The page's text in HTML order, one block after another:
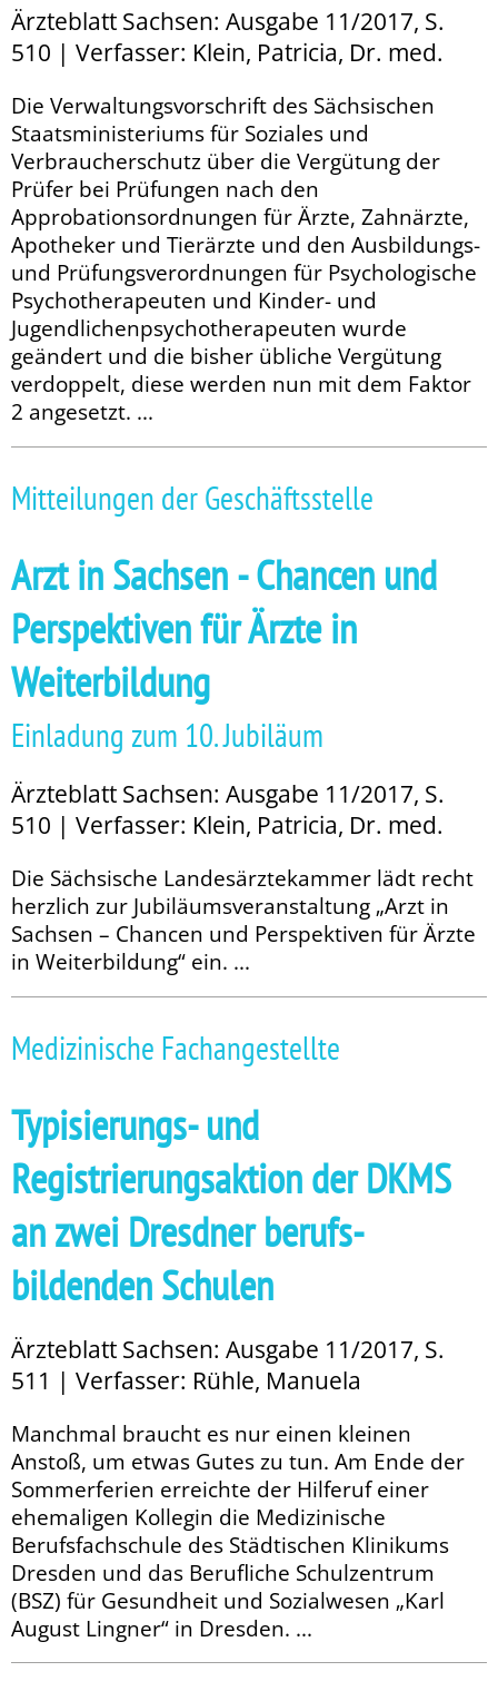
Ärzteblatt Sachsen: Ausgabe 11/2017, S.
510 | Verfasser: Klein, Patricia, Dr. med.
Die Verwaltungsvorschrift des Sächsischen
Staatsministeriums für Soziales und
Verbraucherschutz über die Vergütung der
Prüfer bei Prüfungen nach den
Approbationsordnungen für Ärzte, Zahnärzte,
Apotheker und Tierärzte und den Ausbildungs-
und Prüfungsverordnungen für Psychologische
Psychotherapeuten und Kinder- und
Jugendlichenpsychotherapeuten wurde
geändert und die bisher übliche Vergütung
verdoppelt, diese werden nun mit dem Faktor
2 angesetzt. ...
Mitteilungen der Geschäftsstelle
Arzt in Sachsen - Chancen und
Perspektiven für Ärzte in
Weiterbildung
Einladung zum 10. Jubiläum
Ärzteblatt Sachsen: Ausgabe 11/2017, S.
510 | Verfasser: Klein, Patricia, Dr. med.
Die Sächsische Landesärztekammer lädt recht
herzlich zur Jubiläumsveranstaltung „Arzt in
Sachsen – Chancen und Perspektiven für Ärzte
in Weiterbildung“ ein. ...
Medizinische Fachangestellte
Typisierungs- und
Registrierungsaktion der DKMS
an zwei Dresdner berufs­
bildenden Schulen
Ärzteblatt Sachsen: Ausgabe 11/2017, S.
511 | Verfasser: Rühle, Manuela
Manchmal braucht es nur einen kleinen
Anstoß, um etwas Gutes zu tun. Am Ende der
Sommerferien erreichte der Hilferuf einer
ehemaligen Kol­legin die Medizinische
Berufsfachschule des Städtischen Klinikums
Dresden und das Berufliche Schulzentrum
(BSZ) für Gesundheit und Sozialwesen „Karl
August Lingner“ in Dresden. ...